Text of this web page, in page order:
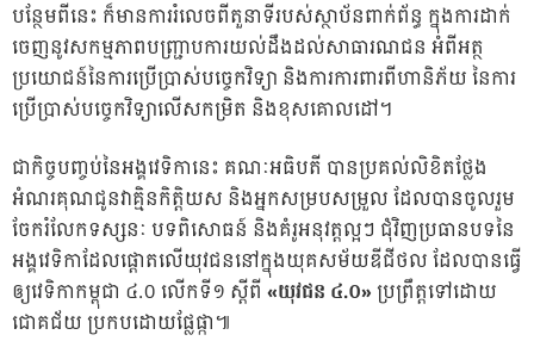
បន្ថែមពីនេះ ក៏មានការរំលេចពីតួនាទីរបស់ស្ថាប័នពាក់ព័ន្ធ ក្នុងការដាក់
ចេញនូវសកម្មភាពបញ្ជ្រាបការយល់ដឹងដល់សាធារណជន អំពីអត្ថ
ប្រយោជន៍នៃការប្រើប្រាស់បច្ចេកវិទ្យា និងការការពារពីហានិភ័យ នៃការ
ប្រើប្រាស់បច្ចេកវិទ្យាលើសកម្រិត និងខុសគោលដៅ។
ជាកិច្ចបញ្ចប់នៃអង្គវេទិកានេះ គណៈអធិបតី បានប្រគល់លិខិតថ្លែង
អំណរគុណជូនវាគ្មិនកិត្តិយស និងអ្នកសម្របសម្រួល ដែលបានចូលរួម
ចែករំលែកទស្សនៈ បទពិសោធន៍ និងគំរូអនុវត្តល្អៗ ជុំវិញប្រធានបទនៃ
អង្គវេទិកាដែលផ្តោតលើយុវជននៅក្នុងយុគសម័យឌីជីថល ដែលបានធ្វើ
ឲ្យវេទិកាកម្ពុជា ៤.០ លើកទី១ ស្តីពី«យុវជន ៤.០»ប្រព្រឹត្តទៅដោយ
ជោគជ័យ ប្រកបដោយផ្លែផ្កា៕